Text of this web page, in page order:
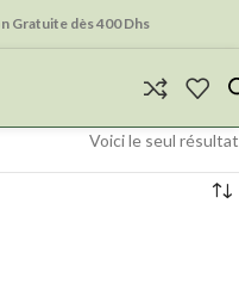
Gratuite dès 400 Dhs
Voici le seul résultat